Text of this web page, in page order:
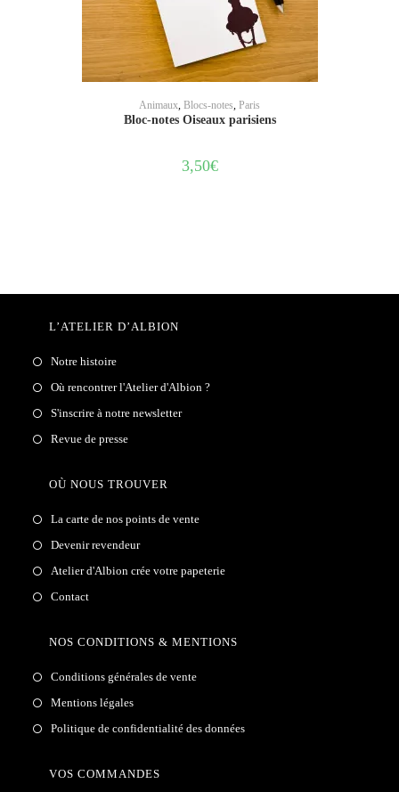
AJOUTER AU PANIER
Animaux, Blocs-notes, Paris
Bloc-notes Oiseaux parisiens
3,50€
L’ATELIER D’ALBION
Notre histoire
Où rencontrer l'Atelier d'Albion ?
S'inscrire à notre newsletter
Revue de presse
OÙ NOUS TROUVER
La carte de nos points de vente
Devenir revendeur
Atelier d'Albion crée votre papeterie
Contact
NOS CONDITIONS & MENTIONS
Conditions générales de vente
Mentions légales
Politique de confidentialité des données
VOS COMMANDES